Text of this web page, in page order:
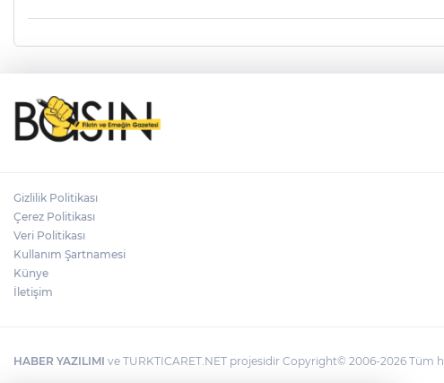
Gizlilik Politikası
Çerez Politikası
Veri Politikası
Kullanım Şartnamesi
Künye
İletişim
HABER YAZILIMI ve TURKTICARET.NET projesidir Copyright© 2006-2026 Tüm